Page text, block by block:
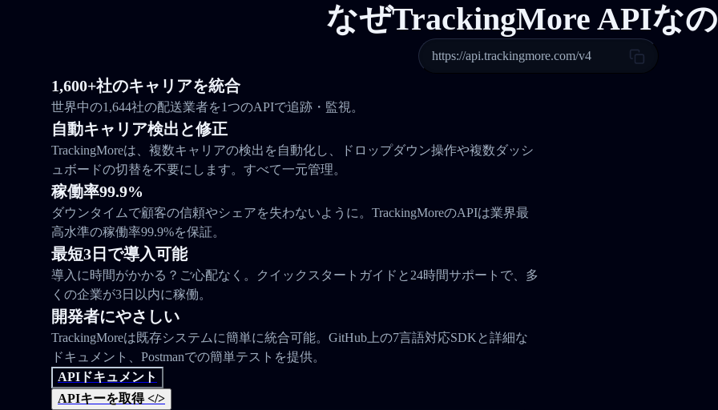
なぜTrackingMore APIな
https://api.trackingmore.com/v4
1,600+社のキャリアを統合
世界中の1,644社の配送業者を1つのAPIで追跡・監視。
自動キャリア検出と修正
TrackingMoreは、複数キャリアの検出を自動化し、ドロップダウン操作や複数ダッシ
ュボードの切替を不要にします。すべて一元管理。
稼働率99.9%
ダウンタイムで顧客の信頼やシェアを失わないように。TrackingMoreのAPIは業界最
高水準の稼働率99.9%を保証。
最短3日で導入可能
導入に時間がかかる？ご心配なく。クイックスタートガイドと24時間サポートで、多
くの企業が3日以内に稼働。
開発者にやさしい
TrackingMoreは既存システムに簡単に統合可能。GitHub上の7言語対応SDKと詳細な
ドキュメント、Postmanでの簡単テストを提供。
APIドキュメント
APIキーを取得 </>